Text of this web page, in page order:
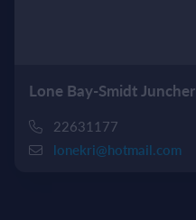
Lone Bay-Smidt Juncher
22631177
lonekri@hotmail.com